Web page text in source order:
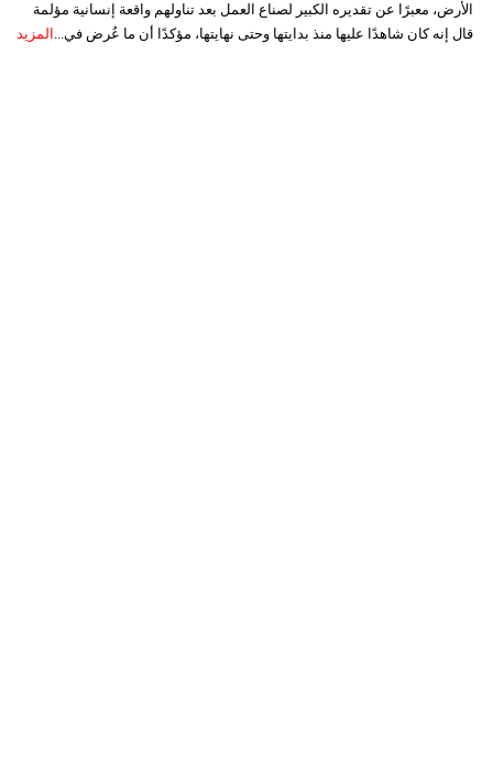
الأرض، معبرًا عن تقديره الكبير لصناع العمل بعد تناولهم واقعة إنسانية مؤلمة
قال إنه كان شاهدًا عليها منذ بدايتها وحتى نهايتها، مؤكدًا أن ما عُرض في... المزيد